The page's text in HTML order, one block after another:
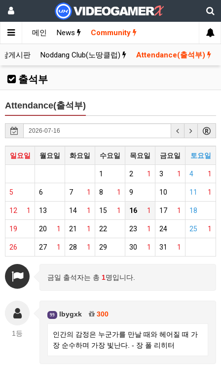
메인 News Community
게시판 Noddang Club(노땅클럽) Attendance(출석부)
출석부
Attendance(출석부)
일요일 월요일 화요일 수요일 목요일 금요일 토요일
1 1
2 1
3 1
4
5 6 1
7 1
8 9 10 1
11
1
12 13 1
14 1
15 1
16 1
17 18
19 1
20 1
21 22 1
23 24 1
25
26 1
27 1
28 29 1
30 1
31
금일 출석자는 총 1명입니다.
1등
99 lbygxk 300
인간의 감정은 누군가를 만날 때와 헤어질 때 가
장 순수하며 가장 빛난다. - 장 폴 리히터